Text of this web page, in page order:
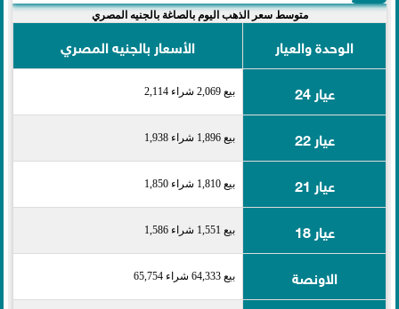
متوسط سعر الذهب اليوم بالصاغة بالجنيه المصري
الوحدة والعيار
الأسعار بالجنيه المصري
عيار 24
بيع 2,069 شراء 2,114
عيار 22 بيع 1,896 شراء 1,938
عيار 21 بيع 1,810 شراء 1,850
عيار 18 بيع 1,551 شراء 1,586
الاونصة بيع 64,333 شراء 65,754